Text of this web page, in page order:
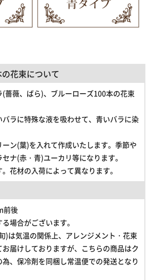
花束について
(薔薇、ばら)、ブルーローズ100本の花束
バラに特殊な液を吸わせて、青いバラに染
ン(葉)を入れて作成いたします。季節や
ナ(赤・青)ユーカリ等になります。
花材の入荷によって異なります。
前後
場合がございます。
)は気温の関係上、アレンジメント・花束
届けしておりますが、こちらの商品はク
、保冷剤を同梱し常温便での発送となり